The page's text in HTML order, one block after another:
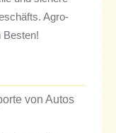
Agro-
Besten!
von Autos